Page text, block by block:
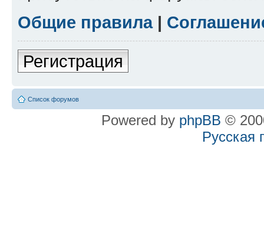
Общие правила|
Регистрация
Список форумов
Powered by phpBB ©
Русская